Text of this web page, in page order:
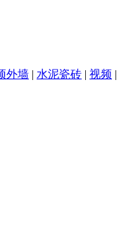
外墙 | 水泥瓷砖 | 视频 |